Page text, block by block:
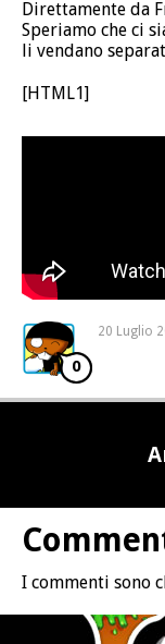
Direttamente da
Speriamo che ci
li vendano
[HTML1]
20 Luglio
0
I commenti sono